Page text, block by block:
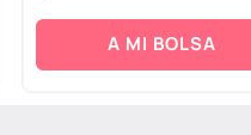
A MI BOLSA